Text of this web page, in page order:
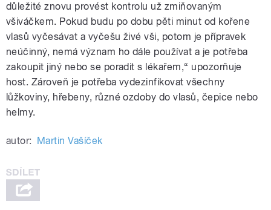
důležité znovu provést kontrolu už zmiňovaným
všiváčkem. Pokud budu po dobu pěti minut od kořene
vlasů vyčesávat a vyčešu živé vši, potom je přípravek
neúčinný, nemá význam ho dále používat a je potřeba
zakoupit jiný nebo se poradit s lékařem,“ upozorňuje
host. Zároveň je potřeba vydezinfikovat všechny
lůžkoviny, hřebeny, různé ozdoby do vlasů, čepice nebo
helmy.
autor: Martin Vašíček